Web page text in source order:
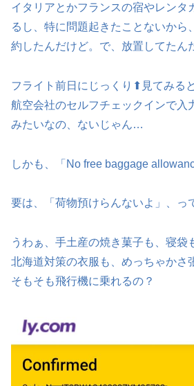
イタリアとかフランスの宿やレンタ
るし、特に問題起きたことないから
約したんだけど。で、放置してたん
フライト前日にじっくり⬆見てみる
航空会社のセルフチェックインで入
みたいなの、ないじゃん…
しかも、「No free baggage
要は、「荷物預けらんないよ」、っ
うわぁ、手土産の焼き菓子も、寝袋
北海道対策の衣服も、めっちゃかさ
そもそも飛行機に乗れるの？